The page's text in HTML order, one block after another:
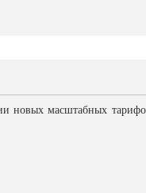
новых масштабных